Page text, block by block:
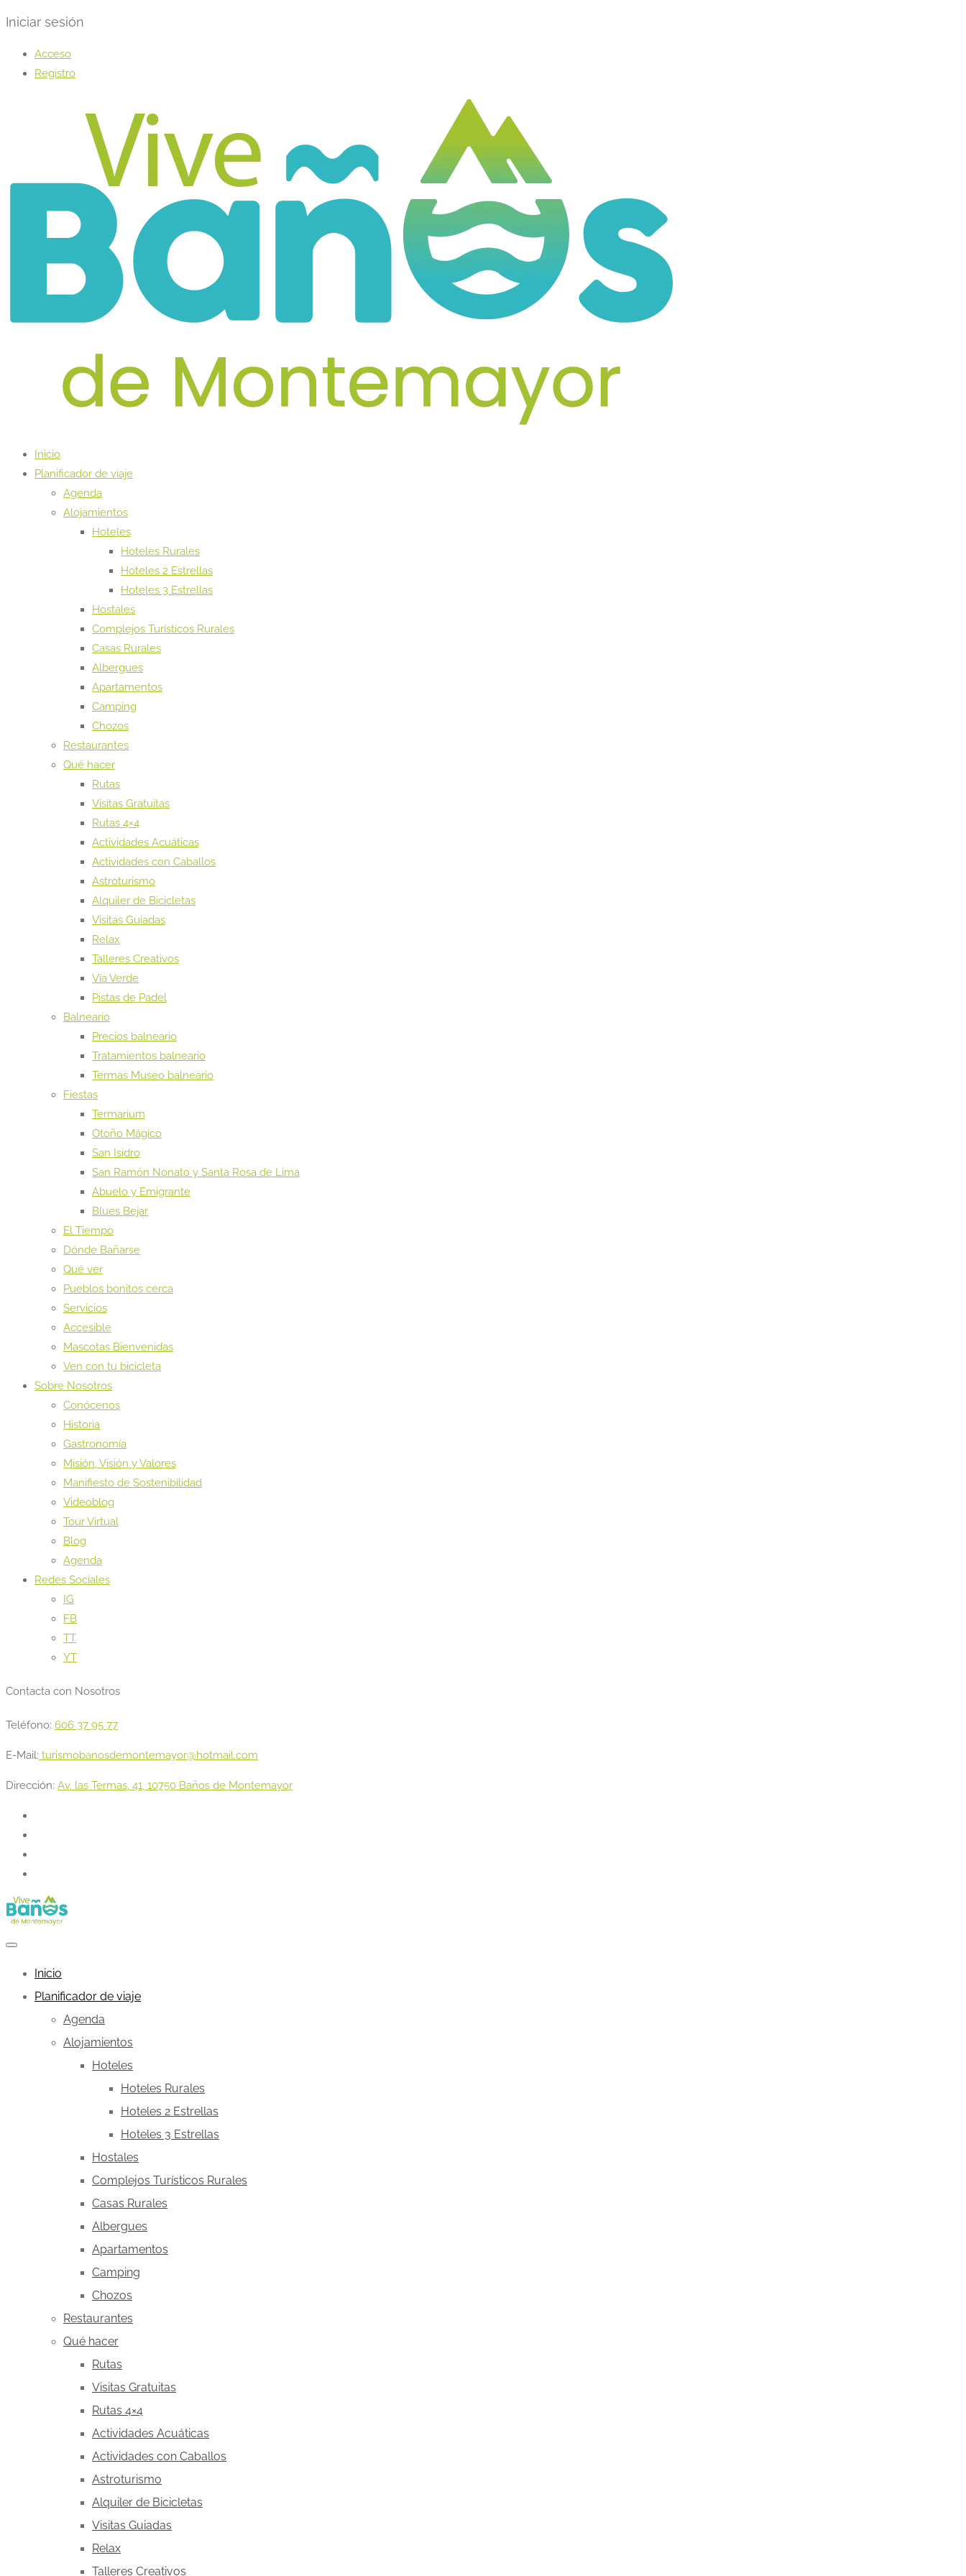
Iniciar sesión
Acceso
Registro
Inicio
Planificador de viaje
Agenda
Alojamientos
Hoteles
Hoteles Rurales
Hoteles 2 Estrellas
Hoteles 3 Estrellas
Hostales
Complejos Turísticos Rurales
Casas Rurales
Albergues
Apartamentos
Camping
Chozos
Restaurantes
Qué hacer
Rutas
Visitas Gratuitas
Rutas 4×4
Actividades Acuáticas
Actividades con Caballos
Astroturismo
Alquiler de Bicicletas
Visitas Guiadas
Relax
Talleres Creativos
Vía Verde
Pistas de Padel
Balneario
Precios balneario
Tratamientos balneario
Termas Museo balneario
Fiestas
Termarium
Otoño Mágico
San Isidro
San Ramón Nonato y Santa Rosa de Lima
Abuelo y Emigrante
Blues Bejar
El Tiempo
Dónde Bañarse
Qué ver
Pueblos bonitos cerca
Servicios
Accesible
Mascotas Bienvenidas
Ven con tu bicicleta
Sobre Nosotros
Conócenos
Historia
Gastronomía
Misión, Visión y Valores
Manifiesto de Sostenibilidad
Videoblog
Tour Virtual
Blog
Agenda
Redes Sociales
IG
FB
TT
YT
Contacta con Nosotros
Teléfono: 606 37 95 77
E-Mail: turismobanosdemontemayor@hotmail.com
Dirección: Av. las Termas, 41, 10750 Baños de Montemayor
Inicio
Planificador de viaje
Agenda
Alojamientos
Hoteles
Hoteles Rurales
Hoteles 2 Estrellas
Hoteles 3 Estrellas
Hostales
Complejos Turísticos Rurales
Casas Rurales
Albergues
Apartamentos
Camping
Chozos
Restaurantes
Qué hacer
Rutas
Visitas Gratuitas
Rutas 4×4
Actividades Acuáticas
Actividades con Caballos
Astroturismo
Alquiler de Bicicletas
Visitas Guiadas
Relax
Talleres Creativos